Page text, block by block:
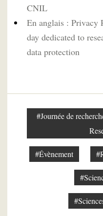
CNIL
En anglais : Privacy
day dedicated to
data protection
#Journée de
#Évènement